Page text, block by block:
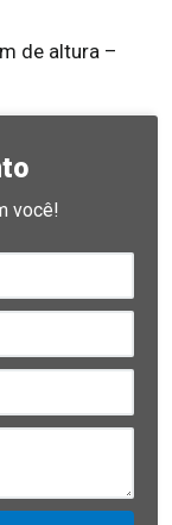
de altura –
você!